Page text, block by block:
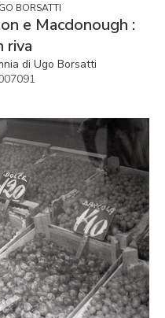
BORSATTI
e Macdonough :
riva
di Ugo Borsatti